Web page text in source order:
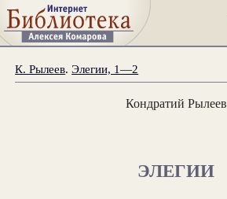
К. Рылеев.Элегии, 1—2
Кондратий Рылеев
ЭЛЕГИИ